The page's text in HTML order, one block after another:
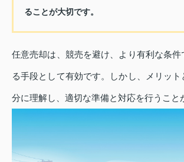
ることが大切です。
任意売却は、競売を避け、より有利な条件
る手段として有効です。しかし、メリッ
分に理解し、適切な準備と対応を行うこと